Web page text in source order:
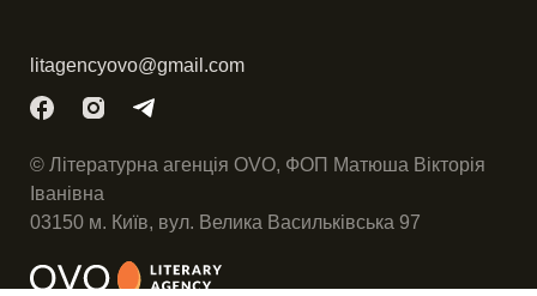
litagencyovo@gmail.com
© Літературна агенція OVO, ФОП Матюша Вікторія
Іванівна
03150 м. Київ, вул. Велика Васильківська 97